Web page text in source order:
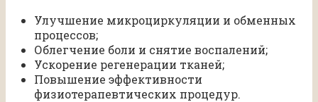
Улучшение микроциркуляции и обменных
процессов;
Облегчение боли и снятие воспалений;
Ускорение регенерации тканей;
Повышение эффективности
физиотерапевтических процедур.